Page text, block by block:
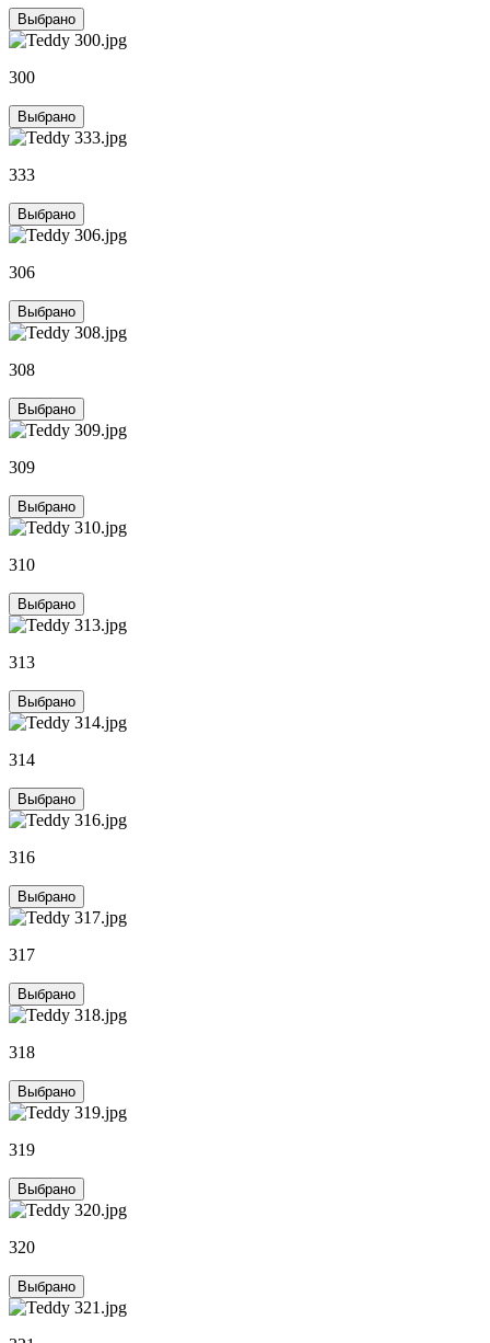
Выбрано
300
Выбрано
333
Выбрано
306
Выбрано
308
Выбрано
309
Выбрано
310
Выбрано
313
Выбрано
314
Выбрано
316
Выбрано
317
Выбрано
318
Выбрано
319
Выбрано
320
Выбрано